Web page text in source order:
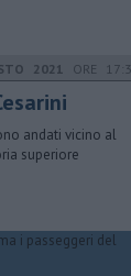
2021 ORE
andati vicino al
superiore